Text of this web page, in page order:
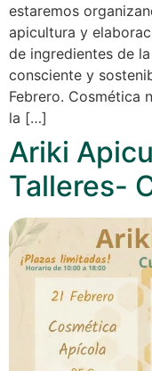
estaremos
apicultura y
de ingredientes de
consciente y
Febrero. Cosmética
la […]
Ariki
Talleres-